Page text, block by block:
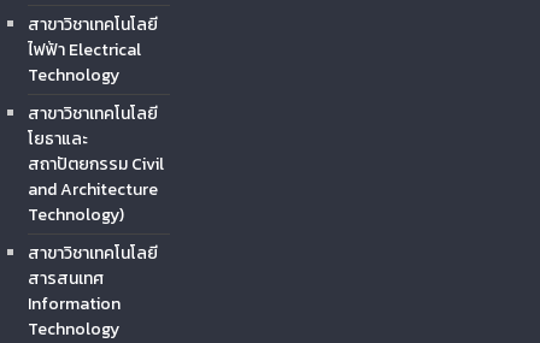
สาขาวิชาเทคโนโลยี
ไฟฟ้า Electrical
Technology
สาขาวิชาเทคโนโลยี
โยธาและ
สถาปัตยกรรม Civil
and Architecture
Technology)
สาขาวิชาเทคโนโลยี
สารสนเทศ
Information
Technology